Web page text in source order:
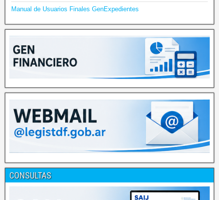
Manual de Usuarios Finales GenExpedientes
CONSULTAS